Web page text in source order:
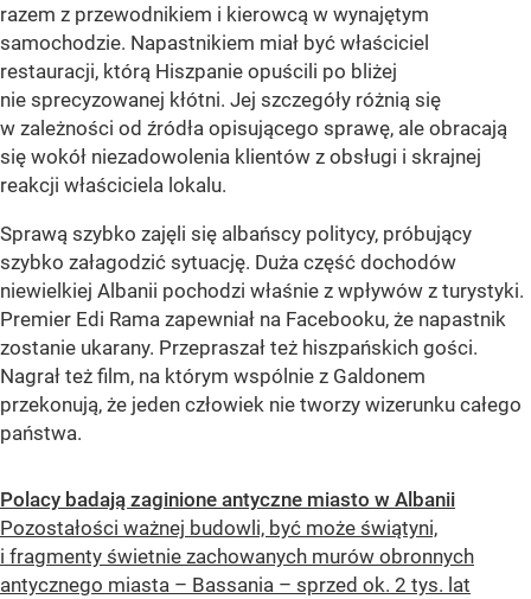
razem z przewodnikiem i kierowcą w wynajętym
samochodzie. Napastnikiem miał być właściciel
restauracji, którą Hiszpanie opuścili po bliżej
nie sprecyzowanej kłótni. Jej szczegóły różnią się
w zależności od źródła opisującego sprawę, ale obracają
się wokół niezadowolenia klientów z obsługi i skrajnej
reakcji właściciela lokalu.
Sprawą szybko zajęli się albańscy politycy, próbujący
szybko załagodzić sytuację. Duża część dochodów
niewielkiej Albanii pochodzi właśnie z wpływów z turystyki.
Premier Edi Rama zapewniał na Facebooku, że napastnik
zostanie ukarany. Przepraszał też hiszpańskich gości.
Nagrał też film, na którym wspólnie z Galdonem
przekonują, że jeden człowiek nie tworzy wizerunku całego
państwa.
Polacy badają zaginione antyczne miasto w Albanii
Pozostałości ważnej budowli, być może świątyni,
i fragmenty świetnie zachowanych murów obronnych
antycznego miasta – Bassania – sprzed ok. 2 tys. lat